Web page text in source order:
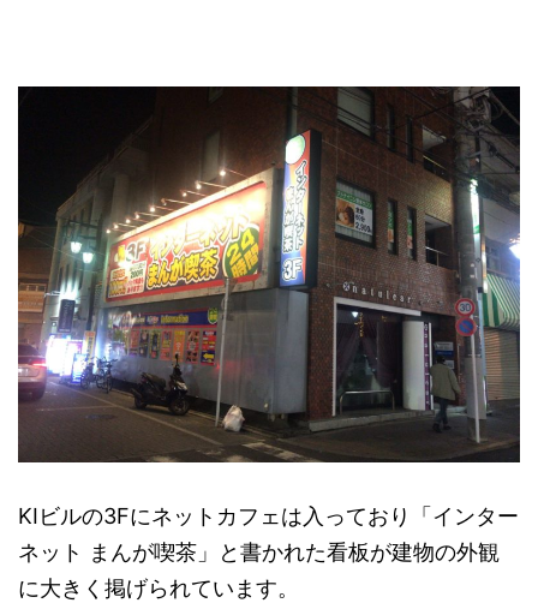
KIビルの3Fにネットカフェは入っており「インター
ネット まんが喫茶」と書かれた看板が建物の外観
に大きく掲げられています。